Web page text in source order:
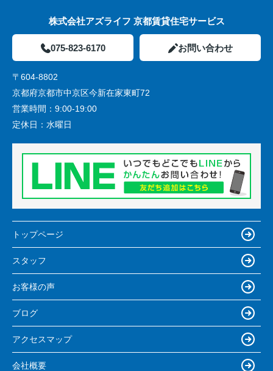
株式会社アズライフ 京都賃貸住宅サービス
075-823-6170 お問い合わせ
〒604-8802
京都府京都市中京区今新在家東町72
営業時間： 9:00-19:00
定休日： 水曜日
トップページ
スタッフ
お客様の声
ブログ
アクセスマップ
会社概要